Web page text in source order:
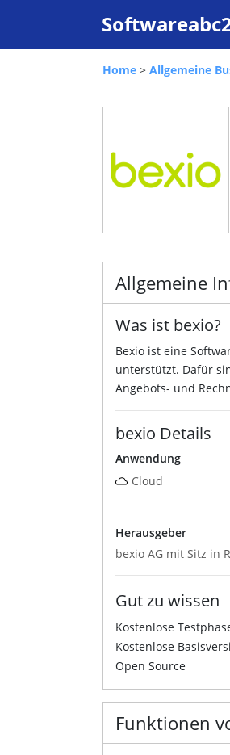
Home > Allgemeine
Allgemeine
Was ist bexio?
Bexio ist eine
unterstützt. Dafür
Angebots- und
bexio Details
Anwendung
Cloud
Herausgeber
bexio AG mit Sitz in
Gut zu wissen
Kostenlose
Kostenlose
Open Source
Funktionen